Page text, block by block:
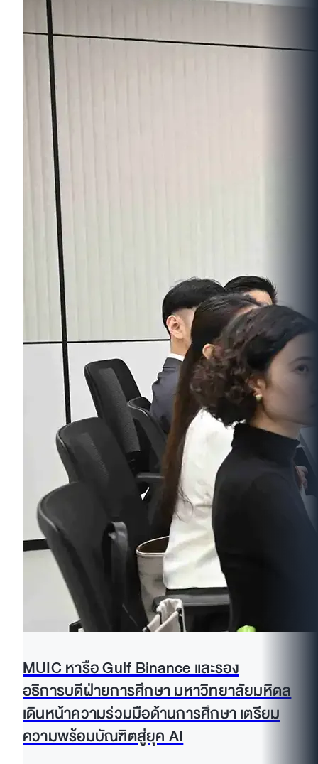
MUIC หารือ Gulf Binance และรอง
อธิการบดีฝ่ายการศึกษา มหาวิทยาลัยมหิดล
เดินหน้าความร่วมมือด้านการศึกษา เตรียม
ความพร้อมบัณฑิตสู่ยุค AI